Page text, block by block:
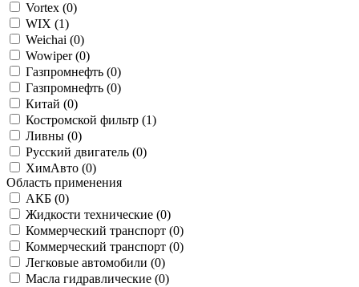
Vortex (0)
WIX (1)
Weichai (0)
Wowiper (0)
Газпромнефть (0)
Газпромнефть (0)
Китай (0)
Костромской фильтр (1)
Ливны (0)
Русский двигатель (0)
ХимАвто (0)
Область применения
АКБ (0)
Жидкости технические (0)
Коммерческий транспорт (0)
Коммерческий транспорт (0)
Легковые автомобили (0)
Масла гидравлические (0)